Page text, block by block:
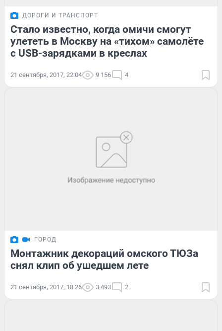
ДОРОГИ И ТРАНСПОРТ
Стало известно, когда омичи смогут
улететь в Москву на «тихом» самолёте
с USB-зарядками в креслах
21 сентября, 2017, 22:04 9 156 4
ГОРОД
Монтажник декораций омского ТЮЗа
снял клип об ушедшем лете
21 сентября, 2017, 18:26 3 493 2